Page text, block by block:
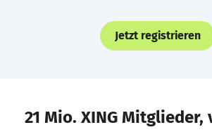
Jetzt registrieren
21 Mio. XING Mitglieder,